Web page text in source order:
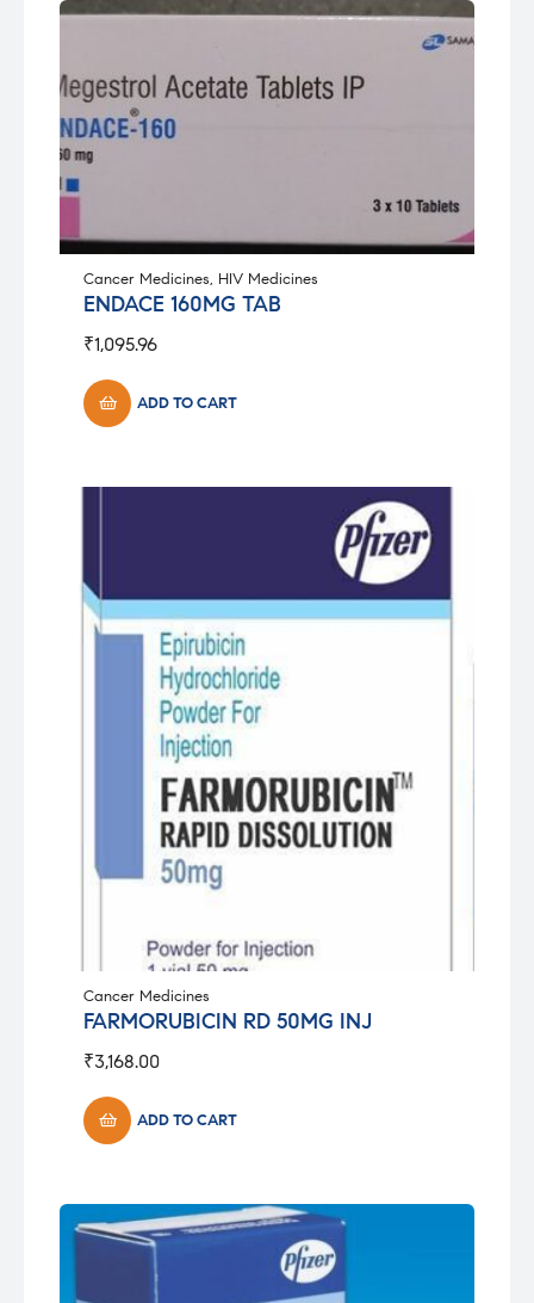
Cancer Medicines, HIV Medicines
ENDACE 160MG TAB
₹1,095.96
ADD TO CART
Cancer Medicines
FARMORUBICIN RD 50MG INJ
₹3,168.00
ADD TO CART